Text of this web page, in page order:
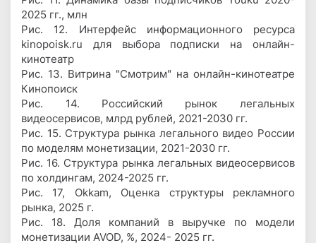
2025 гг., млн
Рис. 12. Интерфейс информационного ресурса
kinopoisk.ru для выбора подписки на онлайн-
кинотеатр
Рис. 13. Витрина "Смотрим" на онлайн-кинотеатре
Кинопоиск
Рис. 14. Российский рынок легальных
видеосервисов, млрд рублей, 2021-2030 гг.
Рис. 15. Структура рынка легального видео России
по моделям монетизации, 2021-2030 гг.
Рис. 16. Структура рынка легальных видеосервисов
по холдингам, 2024-2025 гг.
Рис. 17, Okkam, Оценка структуры рекламного
рынка, 2025 г.
Рис. 18. Доля компаний в выручке по модели
монетизации AVOD, %, 2024- 2025 гг.